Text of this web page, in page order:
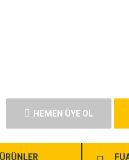
HEMEN ÜYE OL
ÜRÜNLER